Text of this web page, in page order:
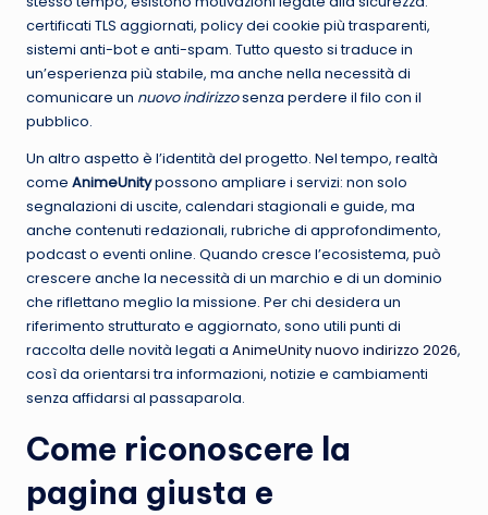
certificati TLS aggiornati, policy dei cookie più trasparenti,
sistemi anti-bot e anti-spam. Tutto questo si traduce in
un’esperienza più stabile, ma anche nella necessità di
comunicare un nuovo indirizzosenza perdere il filo con il
pubblico.
Un altro aspetto è l’identità del progetto. Nel tempo, realtà
come AnimeUnitypossono ampliare i servizi: non solo
segnalazioni di uscite, calendari stagionali e guide, ma
anche contenuti redazionali, rubriche di approfondimento,
podcast o eventi online. Quando cresce l’ecosistema, può
crescere anche la necessità di un marchio e di un dominio
che riflettano meglio la missione. Per chi desidera un
riferimento strutturato e aggiornato, sono utili punti di
raccolta delle novità legati a AnimeUnity nuovo indirizzo 2026,
così da orientarsi tra informazioni, notizie e cambiamenti
senza affidarsi al passaparola.
Come riconoscere la
pagina giusta e